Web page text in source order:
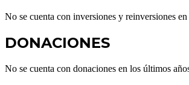
No se cuenta con inversiones y reinversiones
DONACIONES
No se cuenta con donaciones en los últimos